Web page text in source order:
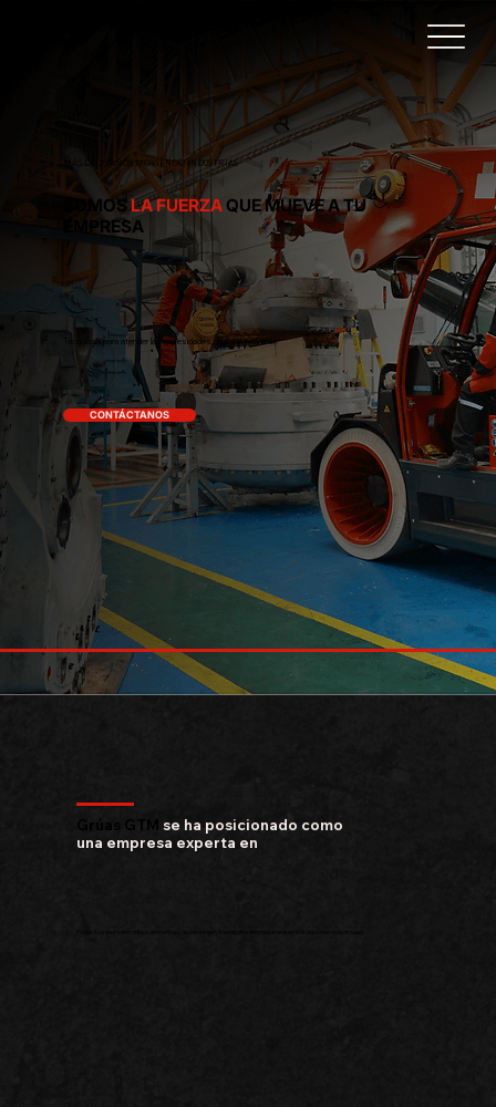
Grúas GTM se ha posicionado como
una empresa experta en
MÁS DE 25 AÑOS MOVIENDO INDUSTRIAS
SOMOSLAFUERZAQUE MUEVE A TU
EMPRESA
Tecnología para atender las necesidades de cada proyecto.
CONTÁCTANOS